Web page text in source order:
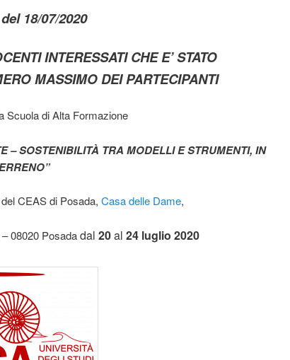
18/07/2020
INTERESSATI CHE E’ STATO
MASSIMO DEI PARTECIPANTI
Scuola di Alta Formazione
– SOSTENIBILITÀ TRA MODELLI E STRUMENTI, IN
CEAS di Posada, Casa delle Dame,
08020 Posadadal 20al 24 luglio 2020